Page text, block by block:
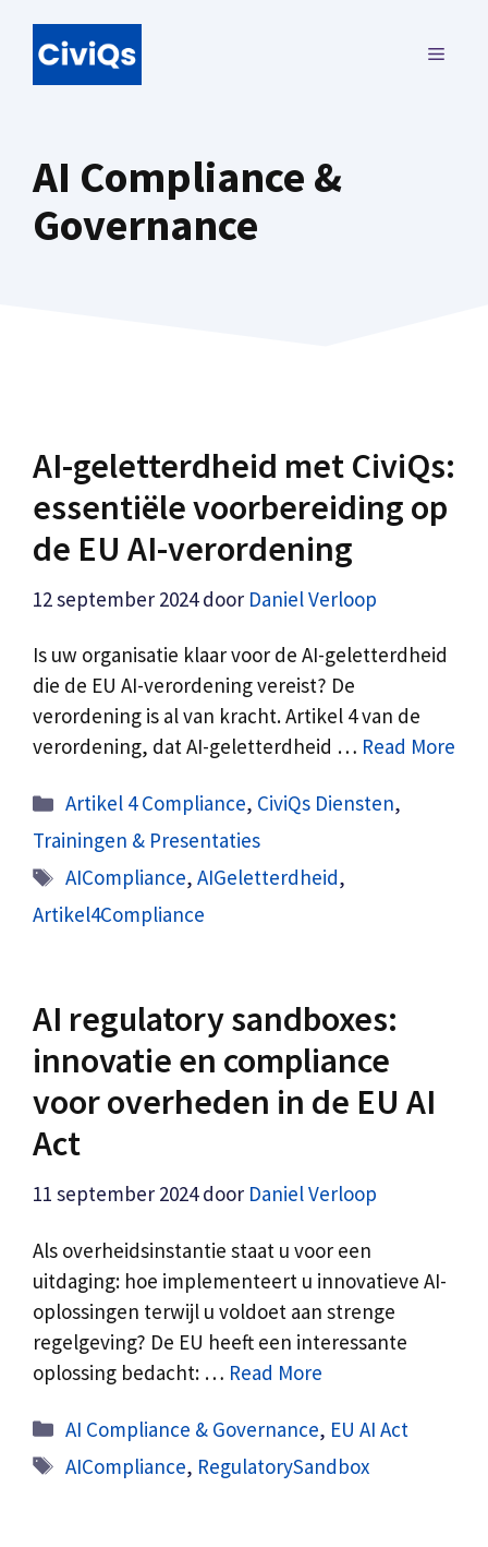
MENU
AI Compliance &
Governance
AI-geletterdheid met CiviQs:
essentiële voorbereiding op
de EU AI-verordening
12 september 2024 door Daniel Verloop
Is uw organisatie klaar voor de AI-geletterdheid
die de EU AI-verordening vereist? De
verordening is al van kracht. Artikel 4 van de
verordening, dat AI-geletterdheid … Read More
Categorieën
Artikel 4 Compliance, CiviQs Diensten,
Trainingen & Presentaties
Tags
AICompliance,AIGeletterdheid,
Artikel4Compliance
AI regulatory sandboxes:
innovatie en compliance
voor overheden in de EU AI
Act
11 september 2024 door Daniel Verloop
Als overheidsinstantie staat u voor een
uitdaging: hoe implementeert u innovatieve AI-
oplossingen terwijl u voldoet aan strenge
regelgeving? De EU heeft een interessante
oplossing bedacht: … Read More
Categorieën
AI Compliance & Governance, EU AI Act
Tags
AICompliance, RegulatorySandbox